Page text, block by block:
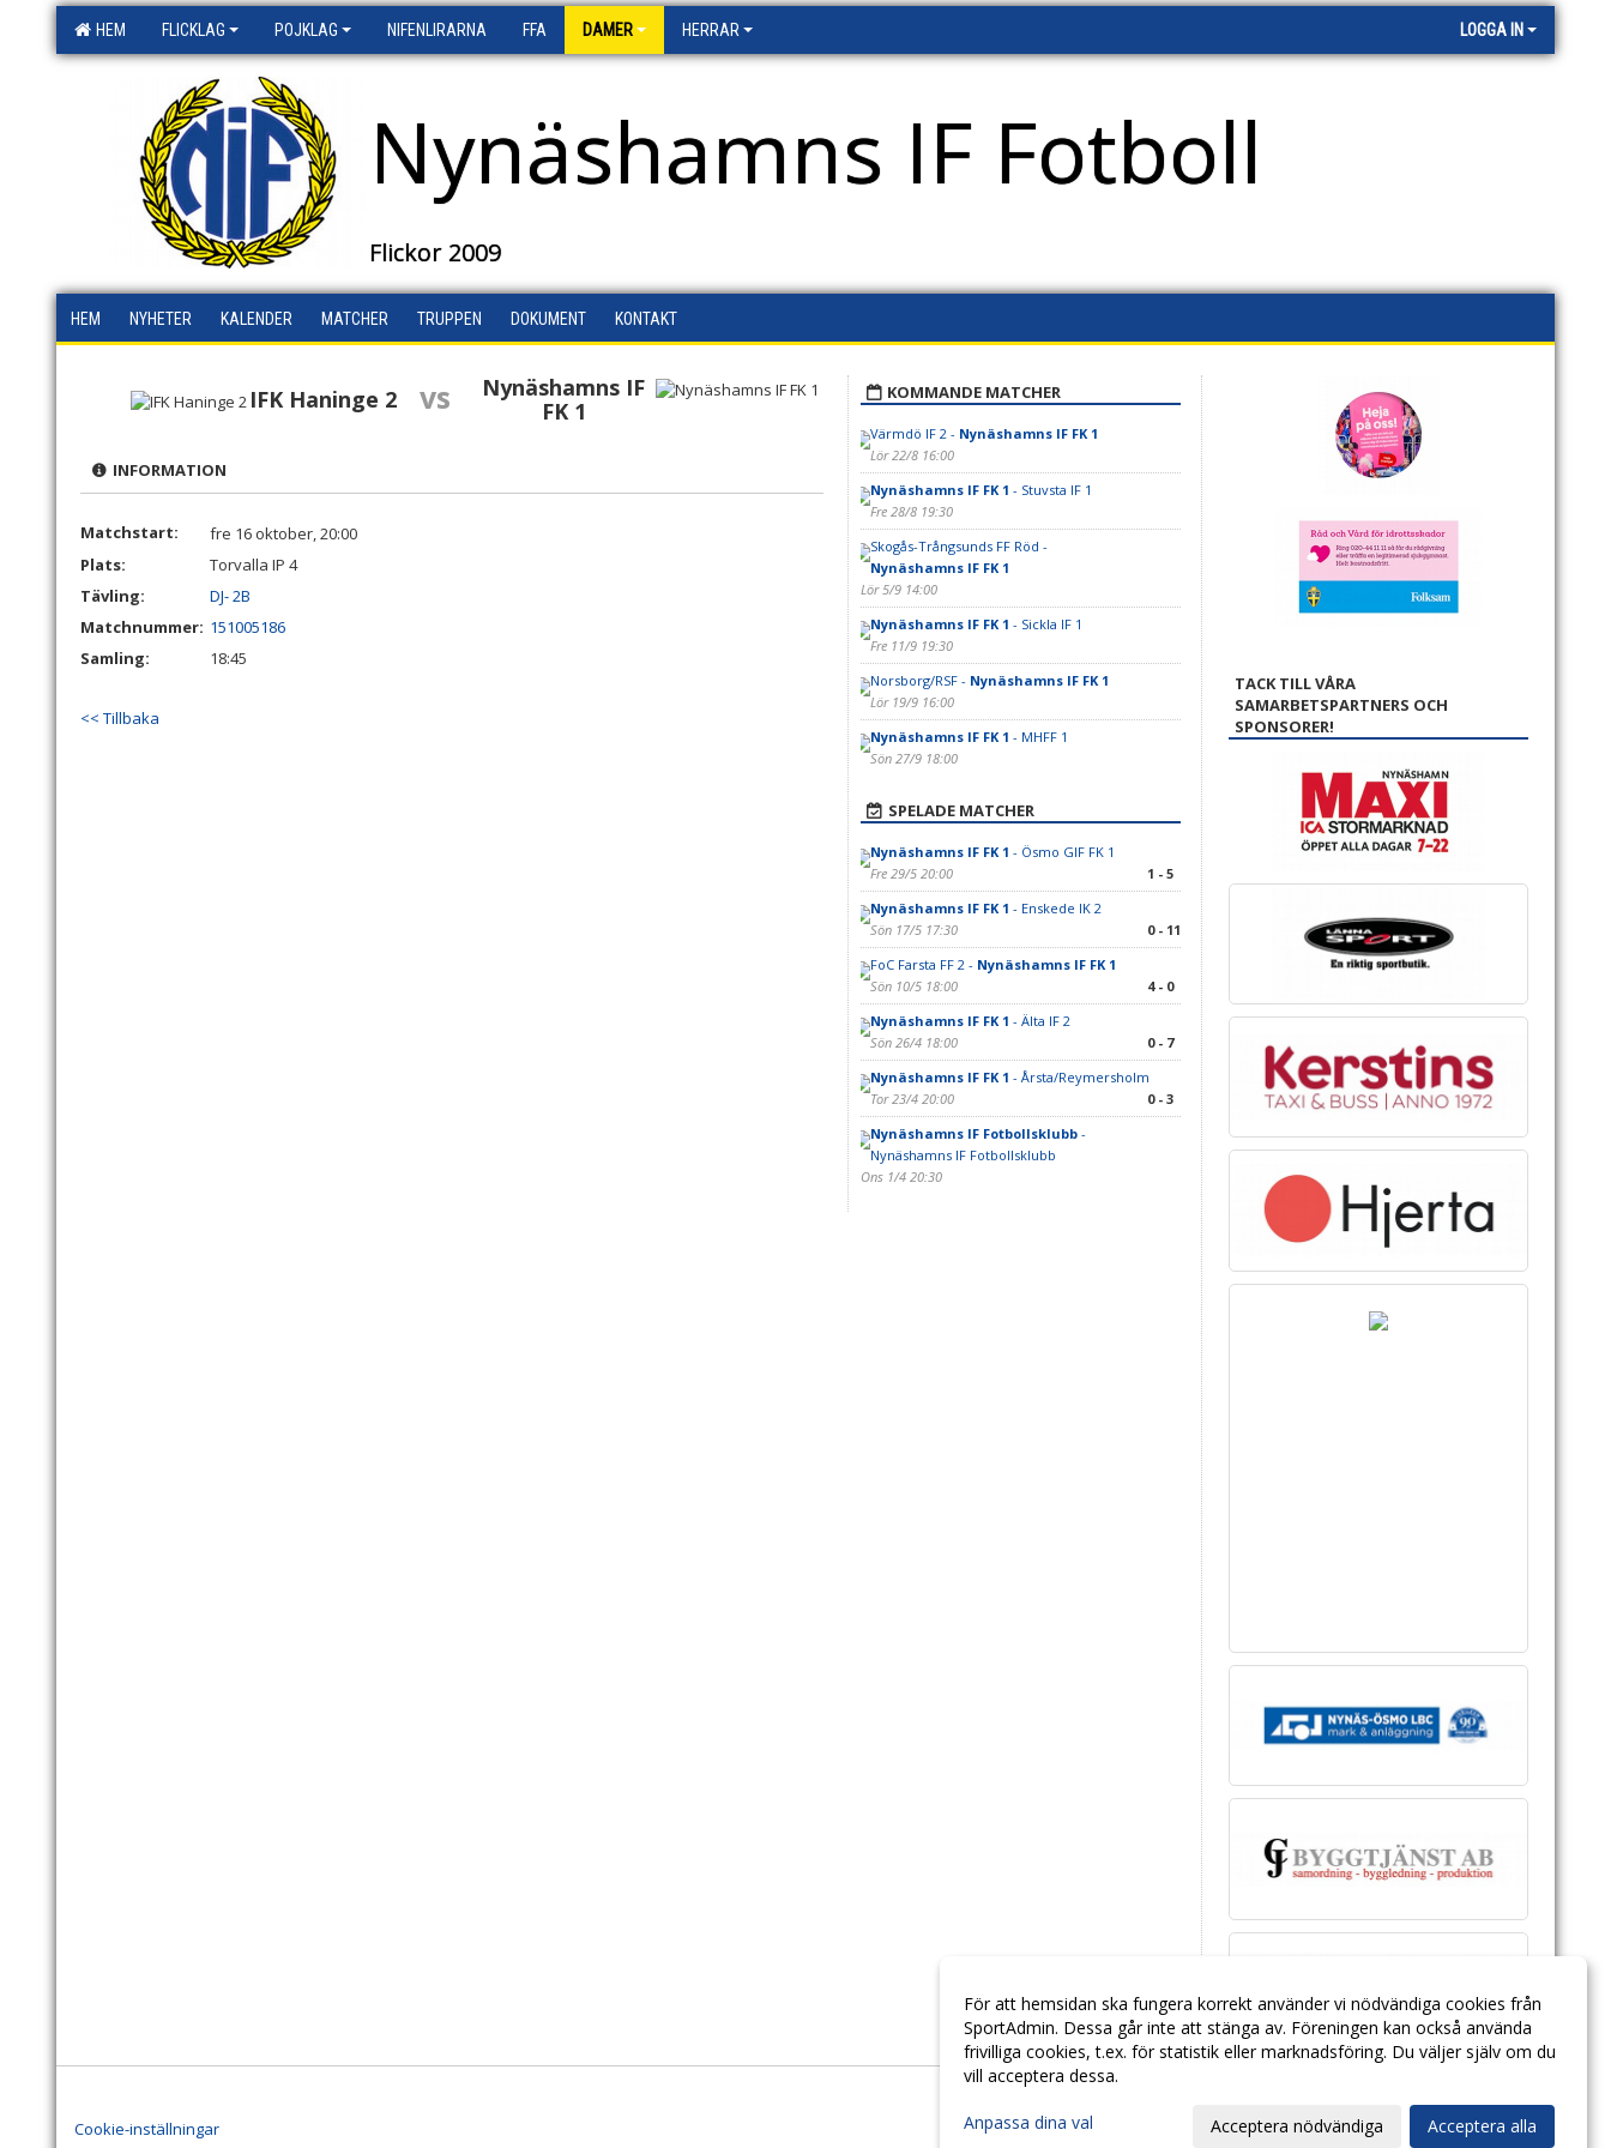
HEM FLICKLAG POJKLAG NIFENLIRARNA FFA DAMER HERRAR LOGGA IN
Nynäshamns IF Fotboll
Flickor 2009
HEM NYHETER KALENDER MATCHER TRUPPEN DOKUMENT KONTAKT
IFK Haninge 2 vs
Nynäshamns IF
FK 1
INFORMATION
Matchstart:
fre 16 oktober, 20:00
Plats:
Torvalla IP 4
Tävling:
DJ- 2B
Matchnummer: 151005186
Samling:
18:45
<< Tillbaka
KOMMANDE MATCHER
Värmdö IF 2 - Nynäshamns IF FK 1
Lör 22/8 16:00
Nynäshamns IF FK 1 - Stuvsta IF 1
Fre 28/8 19:30
Skogås-Trångsunds FF Röd -
Nynäshamns IF FK 1
Lör 5/9 14:00
Nynäshamns IF FK 1 - Sickla IF 1
Fre 11/9 19:30
Norsborg/RSF - Nynäshamns IF FK 1
Lör 19/9 16:00
Nynäshamns IF FK 1 - MHFF 1
Sön 27/9 18:00
SPELADE MATCHER
Nynäshamns IF FK 1 - Ösmo GIF FK 1
Fre 29/5 20:00
1 - 5
Nynäshamns IF FK 1 - Enskede IK 2
Sön 17/5 17:30
0 - 11
FoC Farsta FF 2 - Nynäshamns IF FK 1
Sön 10/5 18:00
4 - 0
Nynäshamns IF FK 1 - Älta IF 2
Sön 26/4 18:00
0 - 7
Nynäshamns IF FK 1 - Årsta/Reymersholm
Tor 23/4 20:00
0 - 3
Nynäshamns IF Fotbollsklubb-
Nynäshamns IF Fotbollsklubb
Ons 1/4 20:30
TACK TILL VÅRA
SAMARBETSPARTNERS OCH
SPONSORER!
Cookie-inställningar
För att hemsidan ska fungera korrekt använder vi nödvändiga cookies från
SportAdmin. Dessa går inte att stänga av. Föreningen kan också använda
frivilliga cookies, t.ex. för statistik eller marknadsföring. Du väljer själv om du
vill acceptera dessa.
Anpassa dina val Acceptera nödvändiga Acceptera alla